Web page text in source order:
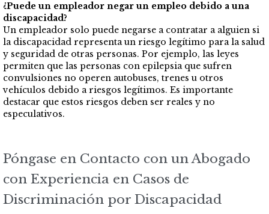
¿Puede un empleador negar un empleo debido a una
discapacidad?
Un empleador solo puede negarse a contratar a alguien si
la discapacidad representa un riesgo legítimo para la salud
y seguridad de otras personas. Por ejemplo, las leyes
permiten que las personas con epilepsia que sufren
convulsiones no operen autobuses, trenes u otros
vehículos debido a riesgos legítimos. Es importante
destacar que estos riesgos deben ser reales y no
especulativos.
Póngase en Contacto con un Abogado
con Experiencia en Casos de
Discriminación por Discapacidad